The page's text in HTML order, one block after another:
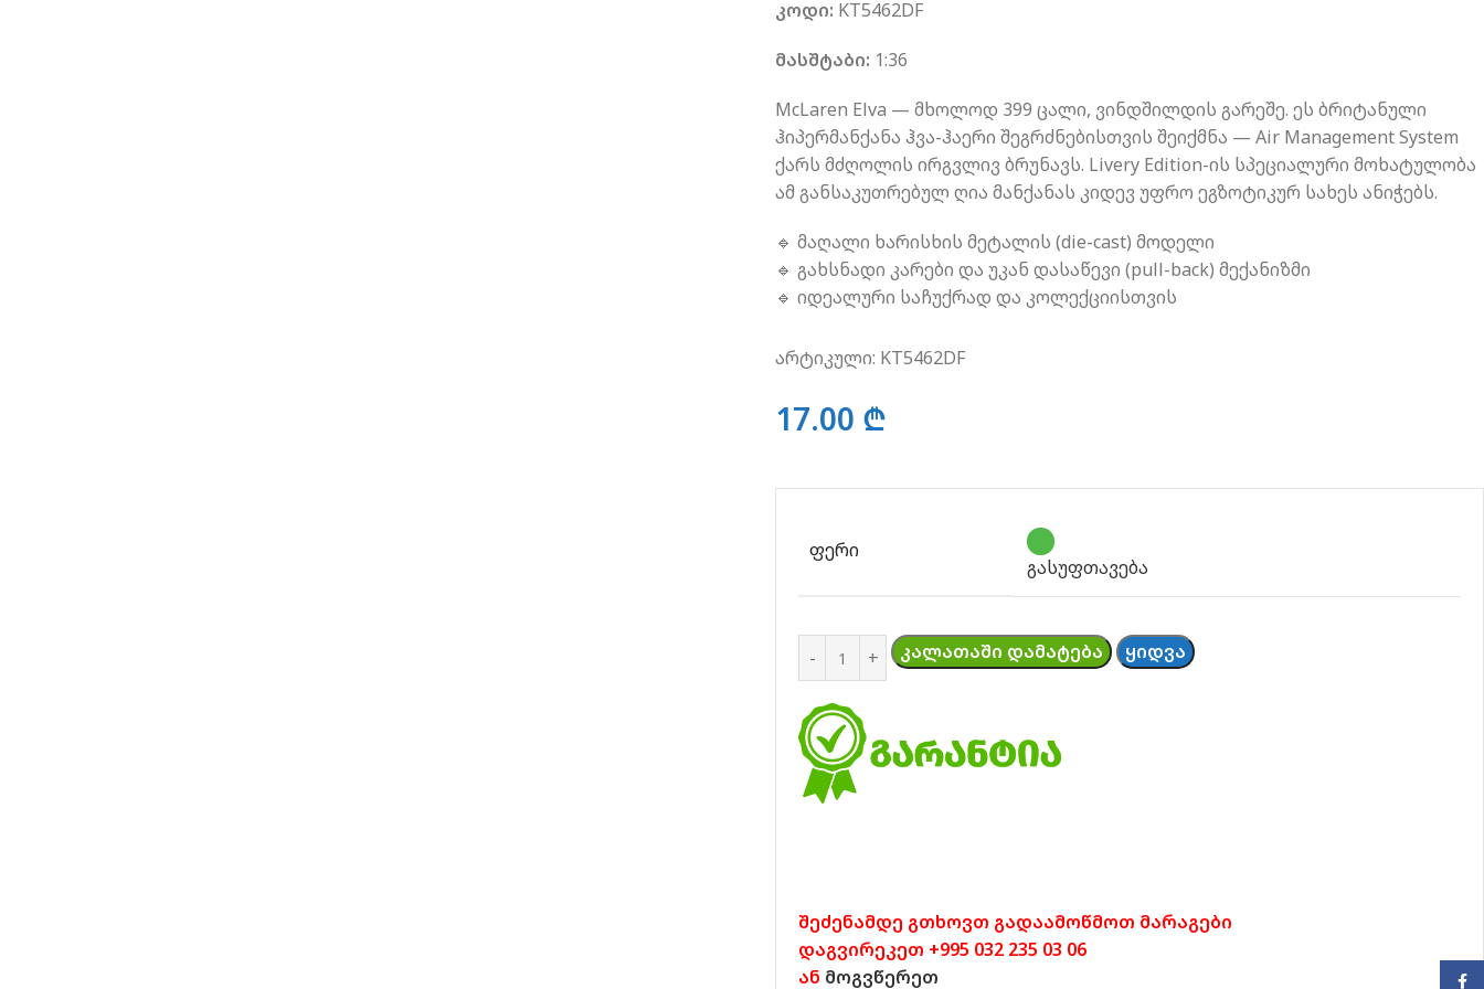
კოდი: KT5462DF
მასშტაბი: 1:36
McLaren Elva — მხოლოდ 399 ცალი, ვინდშილდის გარეშე. ეს ბრიტანული
ჰიპერმანქანა ჰვა-ჰაერი შეგრძნებისთვის შეიქმნა — Air Management System
ქარს მძღოლის ირგვლივ ბრუნავს. Livery Edition-ის სპეციალური მოხატულობა
ამ განსაკუთრებულ ღია მანქანას კიდევ უფრო ეგზოტიკურ სახეს ანიჭებს.
🔹 მაღალი ხარისხის მეტალის (die-cast) მოდელი
🔹 გახსნადი კარები და უკან დასაწევი (pull-back) მექანიზმი
🔹 იდეალური საჩუქრად და კოლექციისთვის
არტიკული: KT5462DF
17.00 ₾
ᲤᲔᲠᲘ
გასუფთავება
ᲙᲐᲚᲐᲗᲐᲨᲘ ᲓᲐᲛᲐᲢᲔᲑᲐ ᲧᲘᲓᲕᲐ
შეძენამდე გთხოვთ გადაამოწმოთ მარაგები
დაგვირეკეთ +995 032 235 03 06
ან მოგვწერეთ